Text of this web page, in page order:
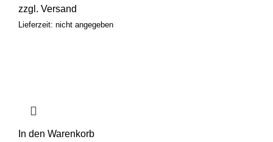
zzgl. Versand
Lieferzeit: nicht angegeben
In den Warenkorb